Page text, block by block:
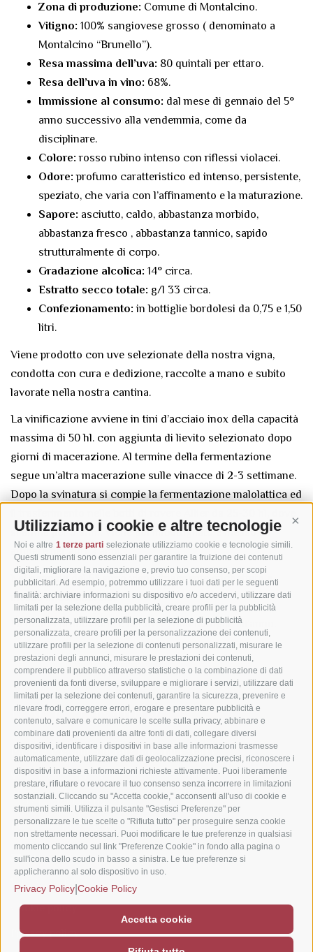
Utilizziamo i cookie e altre tecnologie
Noi e altre 1 terze parti selezionate utilizziamo cookie e tecnologie simili.
Questi strumenti sono essenziali per garantire la fruizione dei contenuti
digitali, migliorare la navigazione e, previo tuo consenso, per scopi
pubblicitari. Ad esempio, potremmo utilizzare i tuoi dati per le seguenti
finalità: archiviare informazioni su dispositivo e/o accedervi, utilizzare dati
limitati per la selezione della pubblicità, creare profili per la pubblicità
personalizzata, utilizzare profili per la selezione di pubblicità
personalizzata, creare profili per la personalizzazione dei contenuti,
utilizzare profili per la selezione di contenuti personalizzati, misurare le
prestazioni degli annunci, misurare le prestazioni dei contenuti,
comprendere il pubblico attraverso statistiche o la combinazione di dati
provenienti da fonti diverse, sviluppare e migliorare i servizi, utilizzare dati
limitati per la selezione dei contenuti, garantire la sicurezza, prevenire e
rilevare frodi, correggere errori, erogare e presentare pubblicità e
contenuto, salvare e comunicare le scelte sulla privacy, abbinare e
combinare dati provenienti da altre fonti di dati, collegare diversi
dispositivi, identificare i dispositivi in base alle informazioni trasmesse
automaticamente, utilizzare dati di geolocalizzazione precisi, riconoscere i
dispositivi in base a informazioni richieste attivamente. Puoi liberamente
prestare, rifiutare o revocare il tuo consenso senza incorrere in limitazioni
sostanziali. Cliccando su "Accetta cookie," acconsenti all'uso di cookie e
strumenti simili. Utilizza il pulsante "Gestisci Preferenze" per
personalizzare le tue scelte o "Rifiuta tutto" per proseguire senza cookie
non strettamente necessari. Puoi modificare le tue preferenze in qualsiasi
momento cliccando sul link "Preferenze Cookie" in fondo alla pagina o
sull'icona dello scudo in basso a sinistra. Le tue preferenze si
applicheranno al solo dispositivo in uso.
Privacy Policy Cookie Policy
Accetta cookie
Zona di produzione: Comune di Montalcino.
Vitigno: 100% sangiovese grosso ( denominato a
Montalcino “Brunello”).
Resa massima dell’uva: 80 quintali per ettaro.
Resa dell’uva in vino: 68%.
Immissione al consumo: dal mese di gennaio del 5°
anno successivo alla vendemmia, come da
disciplinare.
Colore: rosso rubino intenso con riflessi violacei.
Odore: profumo caratteristico ed intenso, persistente,
speziato, che varia con l’affinamento e la maturazione.
Sapore: asciutto, caldo, abbastanza morbido,
abbastanza fresco , abbastanza tannico, sapido
strutturalmente di corpo.
Gradazione alcolica: 14° circa.
Estratto secco totale: g/l 33 circa.
Confezionamento: in bottiglie bordolesi da 0,75 e 1,50
litri.
Viene prodotto con uve selezionate della nostra vigna,
condotta con cura e dedizione, raccolte a mano e subito
lavorate nella nostra cantina.
La vinificazione avviene in tini d’acciaio inox della capacità
massima di 50 hl. con aggiunta di lievito selezionato dopo
giorni di macerazione. Al termine della fermentazione
segue un’altra macerazione sulle vinacce di 2-3 settimane.
Dopo la svinatura si compie la fermentazione malolattica ed
si affina per 3 anni. Viene poi imbottigliato e messo ad
affinare per altri 2 anni.
Nel gennaio del 5° anno viene finalmente etichettato e
messo in commercio.
La nostra produzione è di circa 7000 bottiglie all’anno.
Podere Paganico
Podere Paganico di Buzdon Anna Maria
Via Ex Cassia, 54
53024 - Montalcino (SI)
P.IVA: 00948360524
info@poderepaganico.it
+39 3200787760
Cookie policy
Privacy policy